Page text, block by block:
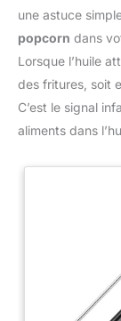
une astuce
popcorn dans
Lorsque l’huile
des fritures, soit
C’est le signal
aliments dans